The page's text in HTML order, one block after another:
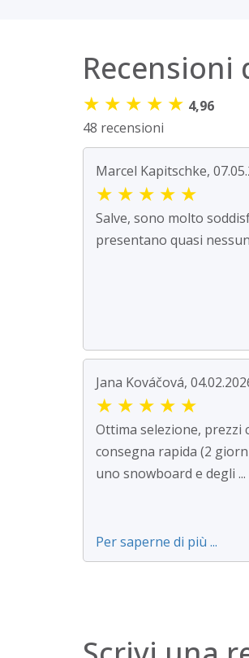
Recensioni
★ ★ ★ ★ ★ 4,96
48 recensioni
Marcel Kapitschke,
★ ★ ★ ★ ★
Salve, sono molto
presentano quasi
Jana Kováčová,
★ ★ ★ ★ ★
Ottima selezione, prezzi
consegna rapida (2
uno snowboard e degli ...
Per saperne di più ...